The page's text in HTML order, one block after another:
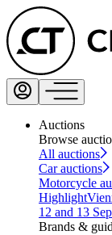
Auctions
Browse
All auctions
Car auctions
Motorcycle
Highlight
12 and 13
Brands &